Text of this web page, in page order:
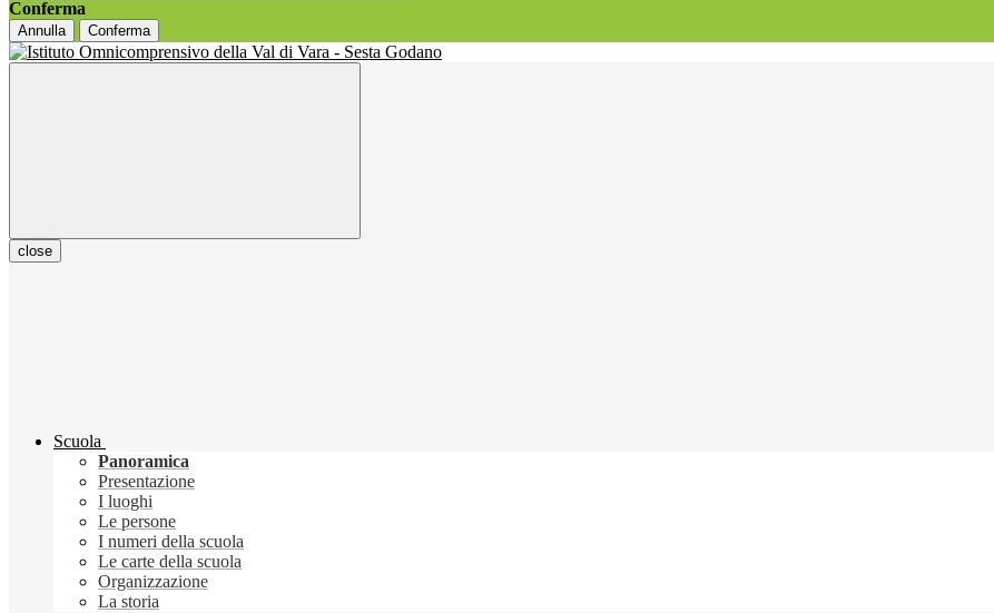
Conferma
Annulla Conferma
close
Scuola
Panoramica
Presentazione
I luoghi
Le persone
I numeri della scuola
Le carte della scuola
Organizzazione
La storia